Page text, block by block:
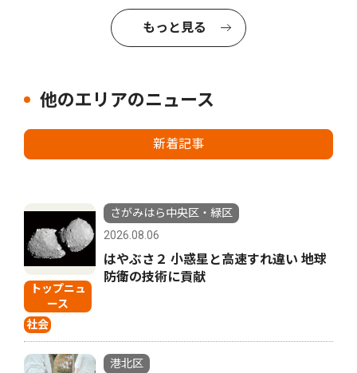
もっと見る
他のエリアのニュース
新着記事
トップニュ
ース
社会
さがみはら中央区・緑区
2026.08.06
はやぶさ２ 小惑星と高速すれ違い 地球
防衛の技術に貢献
港北区